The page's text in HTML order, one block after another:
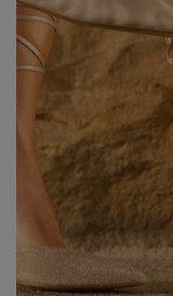
PINK
GREY
YELLOW
ORANGE
BROWN
IN FLOWERS